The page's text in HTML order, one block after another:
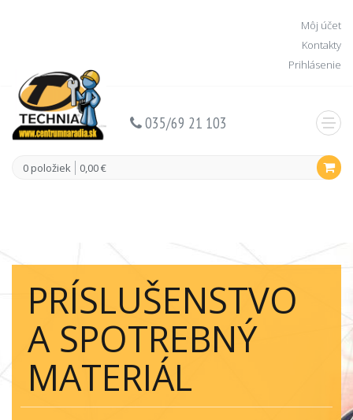
Môj účet
Kontakty
Prihlásenie
0 položiek 0,00 €
035/69 21 103
PRÍSLUŠENSTVO
A SPOTREBNÝ
MATERIÁL